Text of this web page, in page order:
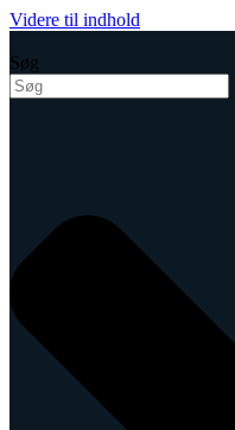
Videre til indhold
Søg